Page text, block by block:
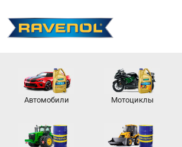
Автомобили Мотоциклы